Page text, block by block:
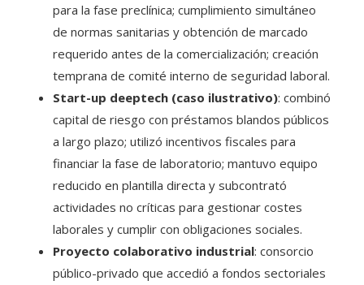
para la fase preclínica; cumplimiento simultáneo
de normas sanitarias y obtención de marcado
requerido antes de la comercialización; creación
temprana de comité interno de seguridad laboral.
Start-up deeptech (caso ilustrativo): combinó
capital de riesgo con préstamos blandos públicos
a largo plazo; utilizó incentivos fiscales para
financiar la fase de laboratorio; mantuvo equipo
reducido en plantilla directa y subcontrató
actividades no críticas para gestionar costes
laborales y cumplir con obligaciones sociales.
Proyecto colaborativo industrial: consorcio
público-privado que accedió a fondos sectoriales